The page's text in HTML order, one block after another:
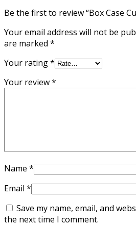
Be the first to review “Box Case
Your email address will not be
are marked *
Your rating*
Your review*
Name *
Email *
Save my name, email, and
the next time I comment.